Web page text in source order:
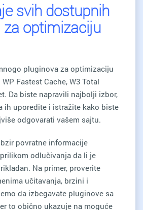
svih dostupnih
za optimizaciju
pluginova za optimizaciju
Fastest Cache, W3 Total
Da biste napravili najbolji izbor,
ih uporedite i istražite kako biste
odgovarati vašem sajtu.
povratne informacije
odlučivanja da li je
Na primer, proverite
učitavanja, brzini i
da izbegavate pluginove sa
to obično ukazuje na moguće